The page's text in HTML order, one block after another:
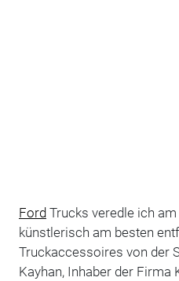
Ford Trucks veredle ich
künstlerisch am besten
Truckaccessoires von der
Kayhan, Inhaber der Firma